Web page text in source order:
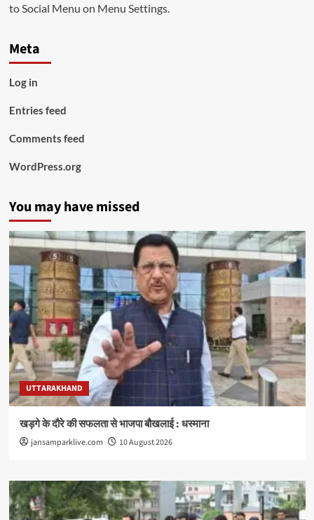
to Social Menu on Menu Settings.
Meta
Log in
Entries feed
Comments feed
WordPress.org
You may have missed
UTTARAKHAND
खड़गे के दौरे की सफलता से भाजपा बौखलाई : धस्माना
jansamparklive.com 10 August 2026